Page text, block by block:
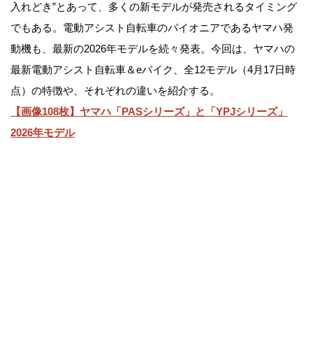
入れどき”とあって、多くの新モデルが発売されるタイミング
でもある。電動アシスト自転車のパイオニアであるヤマハ発
動機も、最新の2026年モデルを続々発表。今回は、ヤマハの
最新電動アシスト自転車＆eバイク、全12モデル（4月17日時
点）の特徴や、それぞれの違いを紹介する。
【画像108枚】ヤマハ「PASシリーズ」と「YPJシリーズ」
2026年モデル